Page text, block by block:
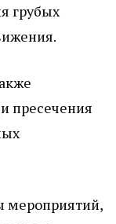
грубых
пресечения
мероприятий,